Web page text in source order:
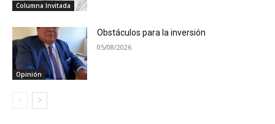
Columna Invitada
Opinión
Obstáculos para la inversión
05/08/2026